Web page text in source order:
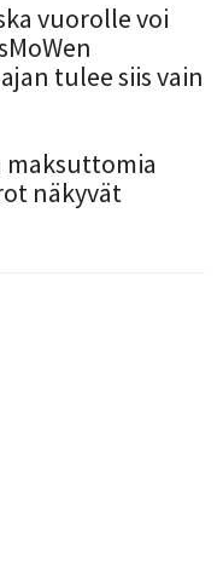
vuorolle voi
tulee siis vain
maksuttomia
näkyvät